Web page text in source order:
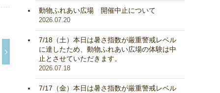
動物ふれあい広場 開催中止について
2026.07.20
7/18（土）本日は暑さ指数が厳重警戒レベル
に達したため、動物ふれあい広場の体験は中
止とさせていただきます。
2026.07.18
7/17（金）本日は暑さ指数が厳重警戒レベル